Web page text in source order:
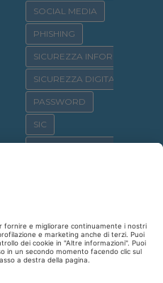
SOCIAL MEDIA
PHISHING
SICUREZZA INFORMATICA
SICUREZZA DIGITALE
PASSWORD
SIC
OSSERVATORIO CRIF
CREDITO AL CONSUMO
SHOPPING